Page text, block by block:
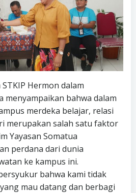
Hermon dalam
menyampaikan bahwa dalam
merdeka belajar, relasi
merupakan salah satu faktor
Yayasan Somatua
perdana dari dunia
ke kampus ini.
bahwa kami tidak
mau datang dan berbagi